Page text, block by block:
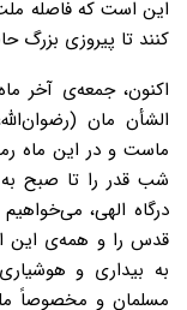
این است که فاصله
کنند تا پیروزی بزرگ
اکنون، جمعه‌ی آخر
الشأن مان
ماست و در این ماه
شب قدر را تا صبح به
درگاه الهی،
قدس را و همه‌ی این
به بیداری و
مسلمان و مخصوصاً